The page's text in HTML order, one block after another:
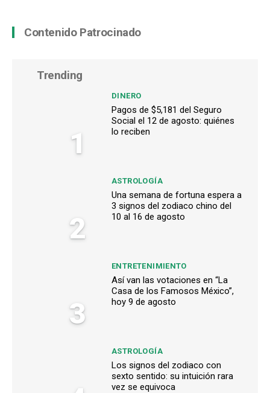
Contenido Patrocinado
Trending
1
DINERO
Pagos de $5,181 del Seguro
Social el 12 de agosto: quiénes
lo reciben
2
ASTROLOGÍA
Una semana de fortuna espera a
3 signos del zodiaco chino del
10 al 16 de agosto
3
ENTRETENIMIENTO
Así van las votaciones en “La
Casa de los Famosos México”,
hoy 9 de agosto
ASTROLOGÍA
Los signos del zodiaco con
sexto sentido: su intuición rara
vez se equivoca